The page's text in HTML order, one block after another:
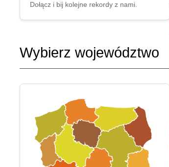
Dołącz i bij kolejne rekordy z nami.
Wybierz województwo